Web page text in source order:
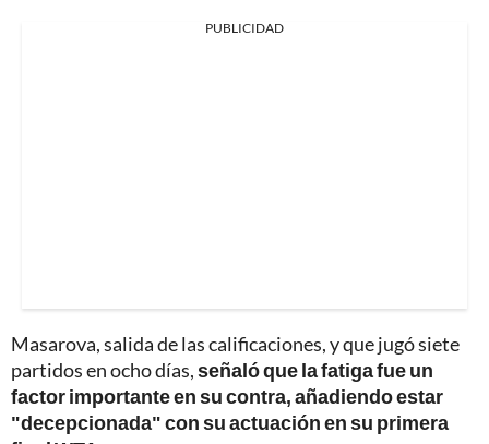
PUBLICIDAD
Masarova, salida de las calificaciones, y que jugó siete
partidos en ocho días,señaló que la fatiga fue un
factor importante en su contra, añadiendo estar
"decepcionada" con su actuación en su primera